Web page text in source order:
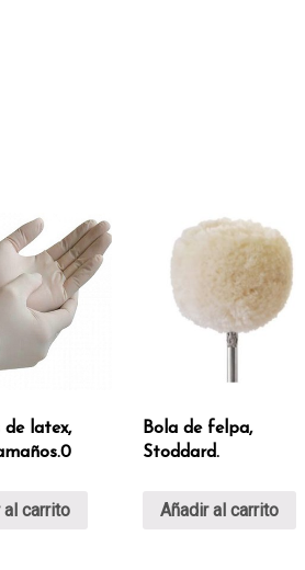
de latex,
al carrito
Bola de felpa,
Stoddard.
Añadir al carrito